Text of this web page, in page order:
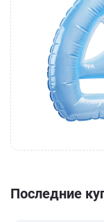
Последние